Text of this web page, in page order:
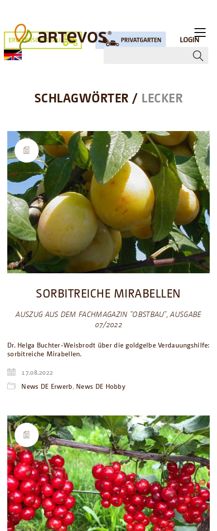
LOGIN
SCHLAGWÖRTER / LECKER
SORBITREICHE MIRABELLEN
AUSZUG AUS DEM FACHMAGAZIN "OBSTBAU", AUSGABE
07/2022
Dr. Helga Buchter-Weisbrodt über die goldgelbe Verdauungshilfe:
sorbitreiche Mirabellen.
17.08.2022
News DE Erwerb, News DE Hobby